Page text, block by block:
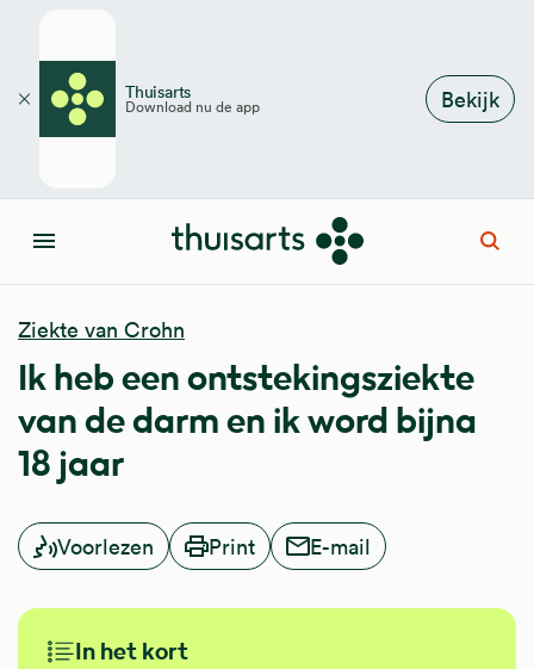
Thuisarts
Download nu de app Bekijk
Sluiten
Menu
Ziekte van Crohn
Ik heb een ontstekingsziekte
van de darm en ik word bijna
18 jaar
Voorlezen Print E-mail
In het kort